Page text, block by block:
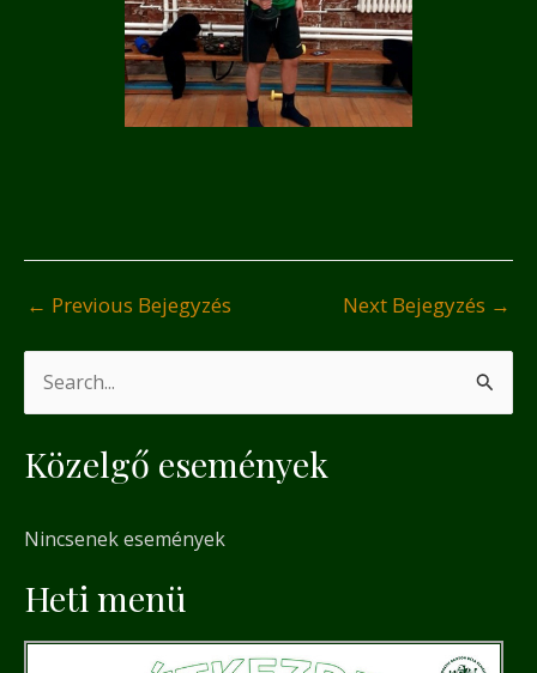
← Previous Bejegyzés Next Bejegyzés →
a
c
f
Közelgő események
Nincsenek események
Heti menü